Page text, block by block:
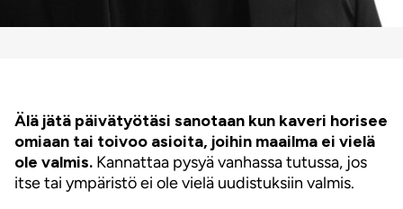
Älä jätä päivätyötäsi sanotaan kun kaveri horisee
omiaan tai toivoo asioita, joihin maailma ei vielä
ole valmis. Kannattaa pysyä vanhassa tutussa, jos
itse tai ympäristö ei ole vielä uudistuksiin valmis.